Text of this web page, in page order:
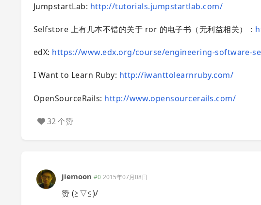
JumpstartLab: http://tutorials.jumpstartlab.com/
Selfstore 上有几本不错的关于 ror 的电子书（无利益相关）：
edX: https://www.edx.org/course/engineering-software-
I Want to Learn Ruby: http://iwanttolearnruby.com/
OpenSourceRails: http://www.opensourcerails.com/
32 个赞
jiemoon #0 2015年07月08日
赞 (≧▽≦)/